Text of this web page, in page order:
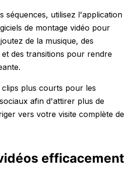
séquences, utilisez l'application
de montage vidéo pour
de la musique, des
des transitions pour rendre
clips plus courts pour les
afin d'attirer plus de
vers votre visite complète de
efficacement